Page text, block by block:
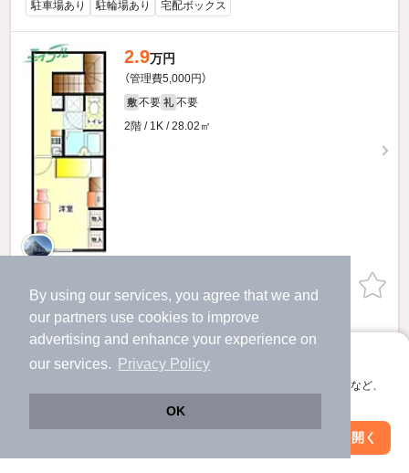
By using our services, you agree that we and
our partners use cookies to improve
advertising and enhance your experience on
our services.
Privacy Policy
OK
アプリに切り替えて、サクサクお部屋探し
会員登録なしですぐ使える。マップ検索やお気に入り保存など、
アプリを開く
駐車場あり 駐輪場あり 宅配ボックス
2.9万円
（管理費5,000円）
敷 不要 礼 不要
2階 / 1K / 28.02㎡
お問い合わせ （無料）
提供
2.9万円
（管理費5,000円）
礼 不要
絞り込み条件を変更